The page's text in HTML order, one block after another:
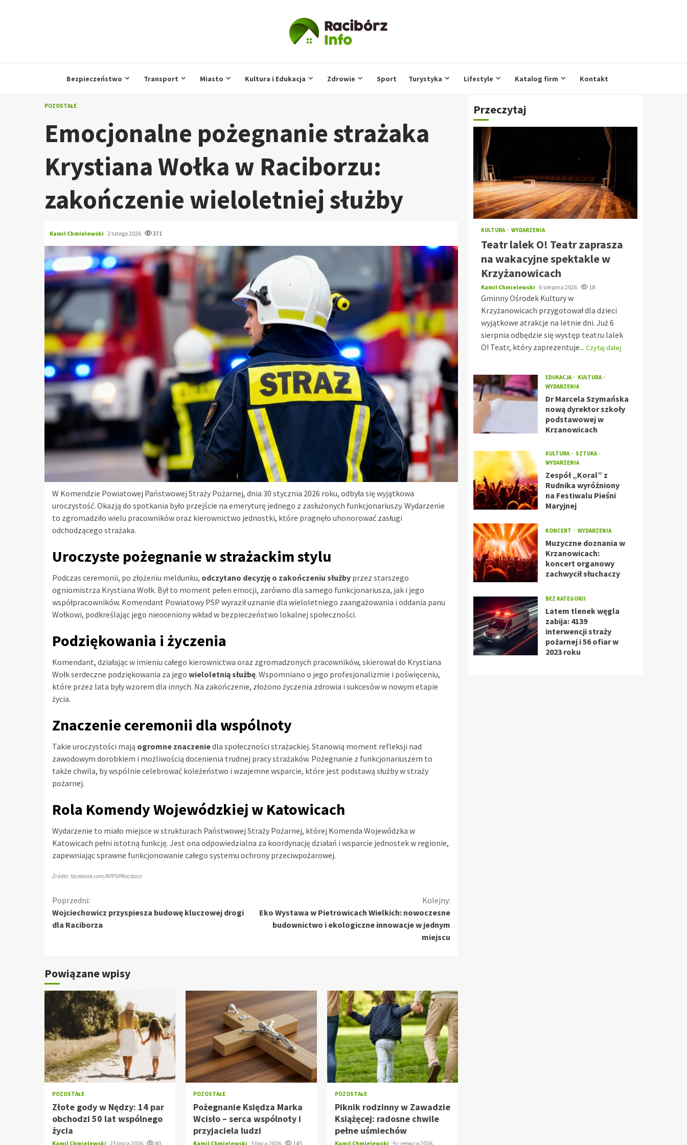
Bezpieczeństwo Transport Miasto Kultura i Edukacja Zdrowie Sport Turystyka Lifestyle Katalog firm Kontakt
POZOSTAŁE
Emocjonalne pożegnanie strażaka
Krystiana Wołka w Raciborzu:
zakończenie wieloletniej służby
Kamil Chmielewski 2 lutego 2026 371
W Komendzie Powiatowej Państwowej Straży Pożarnej, dnia 30 stycznia 2026 roku, odbyła się wyjątkowa
uroczystość. Okazją do spotkania było przejście na emeryturę jednego z zasłużonych funkcjonariuszy. Wydarzenie
to zgromadziło wielu pracowników oraz kierownictwo jednostki, które pragnęło uhonorować zasługi
odchodzącego strażaka.
Uroczyste pożegnanie w strażackim stylu
Podczas ceremonii, po złożeniu meldunku, odczytano decyzję o zakończeniu służby przez starszego
ogniomistrza Krystiana Wołk. Był to moment pełen emocji, zarówno dla samego funkcjonariusza, jak i jego
współpracowników. Komendant Powiatowy PSP wyraził uznanie dla wieloletniego zaangażowania i oddania panu
Wołkowi, podkreślając jego nieoceniony wkład w bezpieczeństwo lokalnej społeczności.
Podziękowania i życzenia
Komendant, działając w imieniu całego kierownictwa oraz zgromadzonych pracowników, skierował do Krystiana
Wołk serdeczne podziękowania za jego wieloletnią służbę. Wspomniano o jego profesjonalizmie i poświęceniu,
które przez lata były wzorem dla innych. Na zakończenie, złożono życzenia zdrowia i sukcesów w nowym etapie
życia.
Znaczenie ceremonii dla wspólnoty
Takie uroczystości mają ogromne znaczeniedla społeczności strażackiej. Stanowią moment refleksji nad
zawodowym dorobkiem i możliwością docenienia trudnej pracy strażaków. Pożegnanie z funkcjonariuszem to
także chwila, by wspólnie celebrować koleżeństwo i wzajemne wsparcie, które jest podstawą służby w straży
pożarnej.
Rola Komendy Wojewódzkiej w Katowicach
Wydarzenie to miało miejsce w strukturach Państwowej Straży Pożarnej, której Komenda Wojewódzka w
Katowicach pełni istotną funkcję. Jest ona odpowiedzialna za koordynację działań i wsparcie jednostek w regionie,
zapewniając sprawne funkcjonowanie całego systemu ochrony przeciwpożarowej.
Źródło: facebook.com/KPPSPRaciborz
Kontynuuj
czytanie
Poprzedni:
Wojciechowicz przyspiesza budowę kluczowej drogi
dla Raciborza
Kolejny:
Eko Wystawa w Pietrowicach Wielkich: nowoczesne
budownictwo i ekologiczne innowacje w jednym
miejscu
Powiązane wpisy
POZOSTAŁE
Złote gody w Nędzy: 14 par
obchodzi 50 lat wspólnego
życia
Kamil Chmielewski 23 lipca 2026 80
POZOSTAŁE
Pożegnanie Księdza Marka
Wcisło – serca wspólnoty i
przyjaciela ludzi
Kamil Chmielewski 3 lipca 2026 145
POZOSTAŁE
Piknik rodzinny w Zawadzie
Książęcej: radosne chwile
pełne uśmiechów
Kamil Chmielewski 9 czerwca 2026
Przeczytaj
KULTURA WYDARZENIA
Teatr lalek O! Teatr zaprasza
na wakacyjne spektakle w
Krzyżanowicach
Kamil Chmielewski 6 sierpnia 2026 18
Gminny Ośrodek Kultury w
Krzyżanowicach przygotował dla dzieci
wyjątkowe atrakcje na letnie dni. Już 6
sierpnia odbędzie się występ teatru lalek
O! Teatr, który zaprezentuje... Czytaj dalej
EDUKACJA
KULTURA
WYDARZENIA
Dr Marcela Szymańska
nową dyrektor szkoły
podstawowej w
Krzanowicach
KULTURA
SZTUKA
WYDARZENIA
Zespół „Koral” z
Rudnika wyróżniony
na Festiwalu Pieśni
Maryjnej
KONCERT WYDARZENIA
Muzyczne doznania w
Krzanowicach:
koncert organowy
zachwycił słuchaczy
BEZ KATEGORII
Latem tlenek węgla
zabija: 4139
interwencji straży
pożarnej i 56 ofiar w
2023 roku